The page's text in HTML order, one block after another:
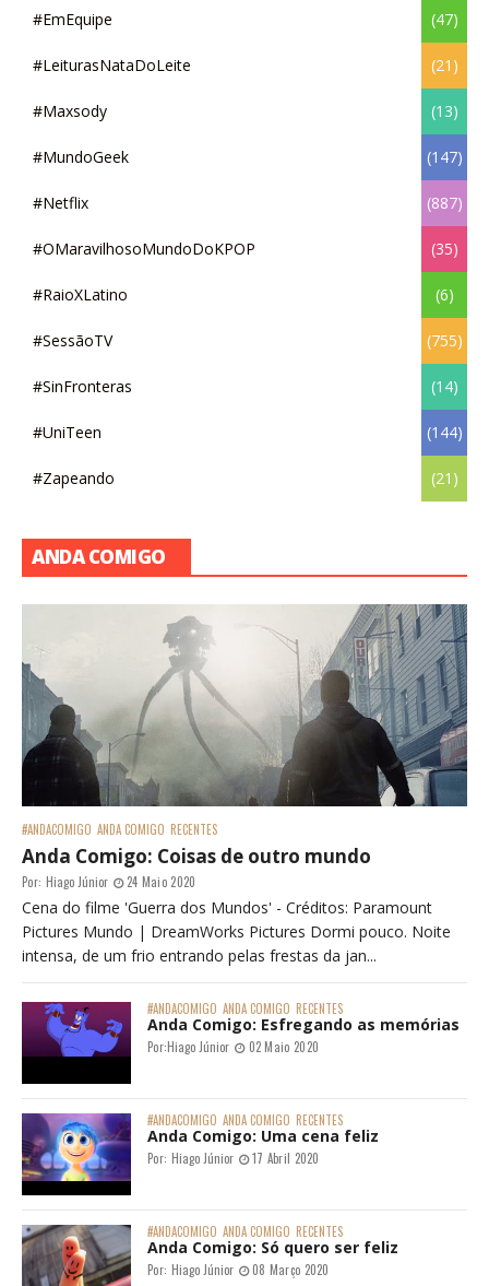
#EmEquipe (47)
#LeiturasNataDoLeite (21)
#Maxsody (13)
#MundoGeek (147)
#Netflix (887)
#OMaravilhosoMundoDoKPOP (35)
#RaioXLatino (6)
#SessãoTV (755)
#SinFronteras (14)
#UniTeen (144)
#Zapeando (21)
ANDA COMIGO
#ANDACOMIGO ANDA COMIGO RECENTES
Anda Comigo: Coisas de outro mundo
Por: Hiago Júnior 24 Maio 2020
Cena do filme 'Guerra dos Mundos' - Créditos: Paramount
Pictures Mundo | DreamWorks Pictures Dormi pouco. Noite
intensa, de um frio entrando pelas frestas da jan...
#ANDACOMIGO ANDA COMIGO RECENTES
Anda Comigo: Esfregando as memórias
Por:Hiago Júnior 02 Maio 2020
#ANDACOMIGO ANDA COMIGO RECENTES
Anda Comigo: Uma cena feliz
Por: Hiago Júnior 17 Abril 2020
#ANDACOMIGO ANDA COMIGO RECENTES
Anda Comigo: Só quero ser feliz
Por: Hiago Júnior 08 Março 2020